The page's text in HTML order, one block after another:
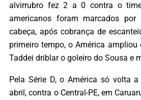
alvirrubro fez 2 a 0 contra o
americanos foram marcados por
cabeça, após cobrança de
primeiro tempo, o América
Taddei driblar o goleiro do Sousa e
Pela Série D, o América só volta
abril, contra o Central-PE, em